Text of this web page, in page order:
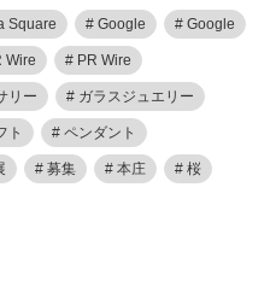
Square Google Google
Wire PR Wire
リー ガラスジュエリー
ト ペンダント
募集 本庄 桜